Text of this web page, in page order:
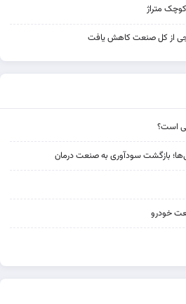
متراژ
از کل صنعت کاهش یافت
است؟
خودرو